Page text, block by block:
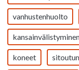
vanhustenhuolto
koneet